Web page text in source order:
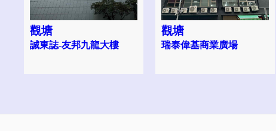
觀塘
誠東誌-友邦九龍大樓
觀塘
瑞泰偉基商業廣場